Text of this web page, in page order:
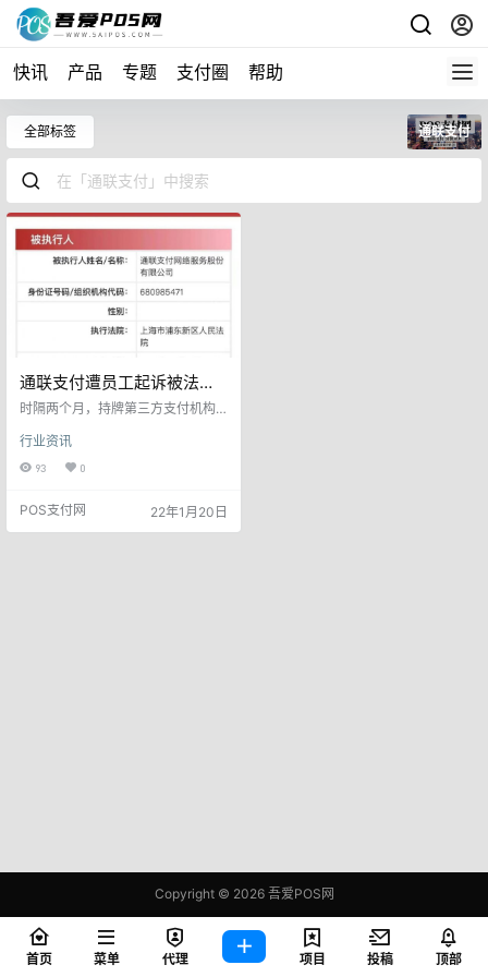
快讯 产品 专题 支付圈 帮助
全部标签 通联支付
通联支付遭员工起诉被法院
执行
时隔两个月，持牌第三方支付机构
（下称“通联支付”）再次产生被执行
信息，执行法院为上海市浦东新区
被执行人，缘因牵涉进与前员工尹
某的劳动合同纠纷之中。 经法
行业资讯
93 0
POS支付网 22年1月20日
Copyright © 2026吾爱POS网
鄂ICP备2021006283号-1
查询 81 次，耗时 0.3811 秒
首页 菜单 代理 项目 投稿 顶部